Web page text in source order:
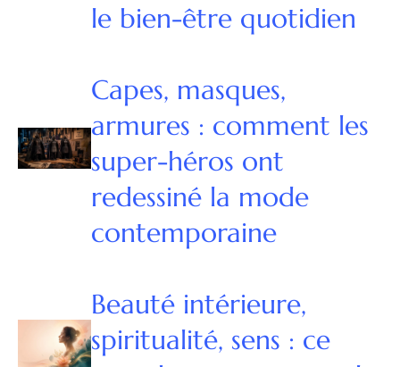
le bien-être quotidien
Capes, masques,
armures : comment les
super-héros ont
redessiné la mode
contemporaine
Beauté intérieure,
spiritualité, sens : ce